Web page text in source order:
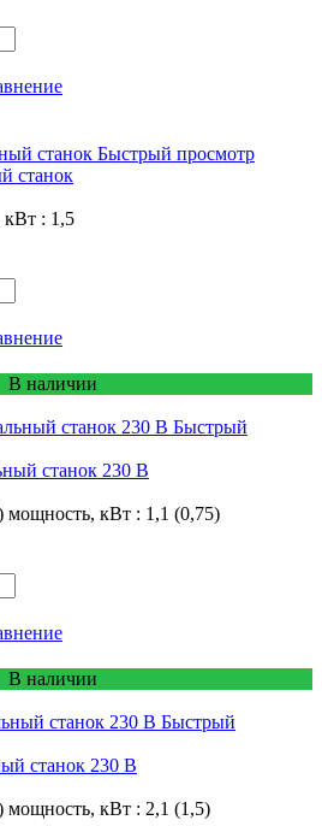
Быстрый просмотр
станок
кВт : 1,5
В наличии
Быстрый
станок 230 В
мощность, кВт : 1,1 (0,75)
В наличии
Быстрый
станок 230 В
мощность, кВт : 2,1 (1,5)